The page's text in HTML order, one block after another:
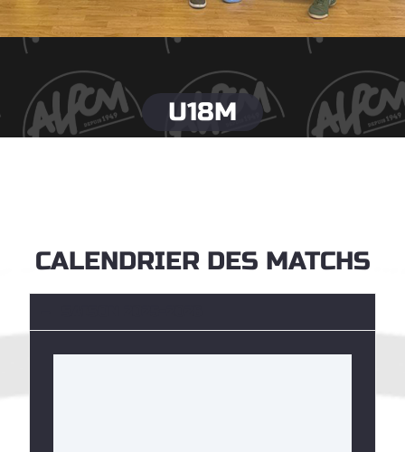
U18M
CALENDRIER DES MATCHS